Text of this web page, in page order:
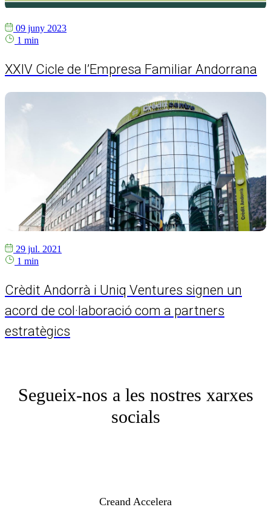
09 juny 2023
1 min
XXIV Cicle de l’Empresa Familiar Andorrana
29 jul. 2021
1 min
Crèdit Andorrà i Uniq Ventures signen un
acord de col·laboració com a partners
estratègics
Segueix-nos a les nostres xarxes
socials
Creand Accelera